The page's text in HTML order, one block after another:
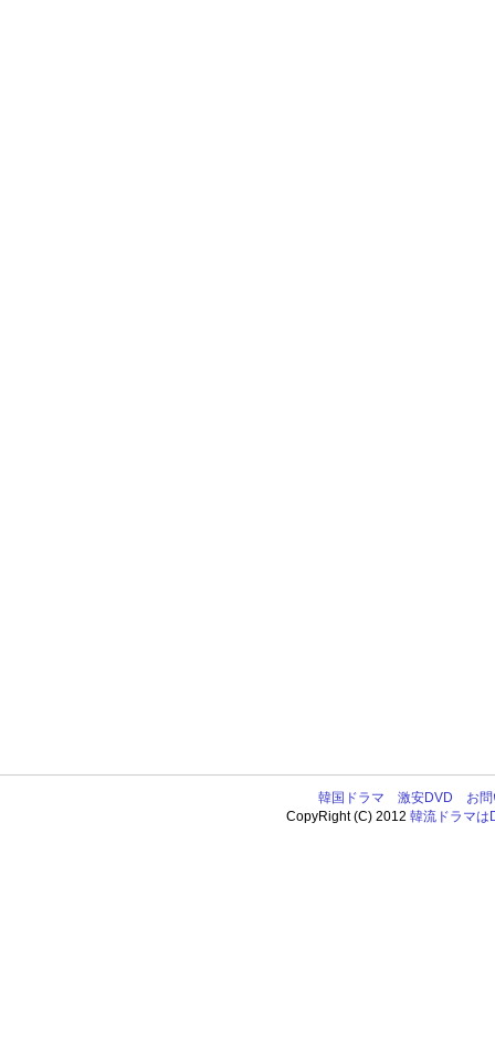
韓国ドラマ 激安DVD
お
CopyRight (C) 2012韓流ドラマは